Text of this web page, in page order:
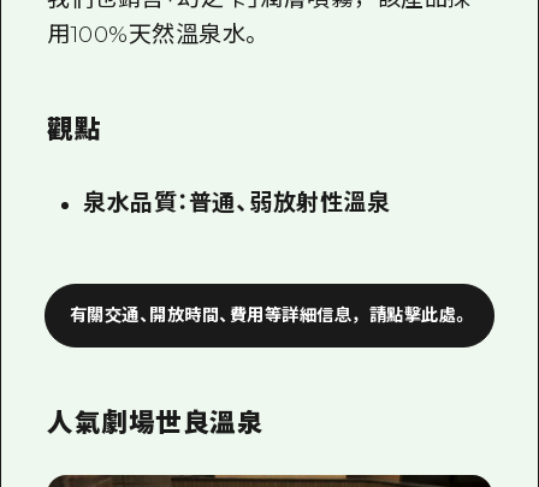
用100%天然溫泉水。
觀點
泉水品質：普通、弱放射性溫泉
有關交通、開放時間、費用等詳細信息，請點擊此處。
人氣劇場世良溫泉